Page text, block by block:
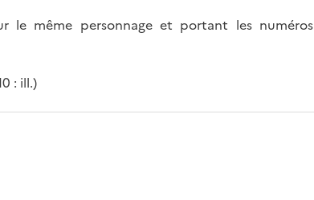
le même personnage et portant les numéros
: ill.)